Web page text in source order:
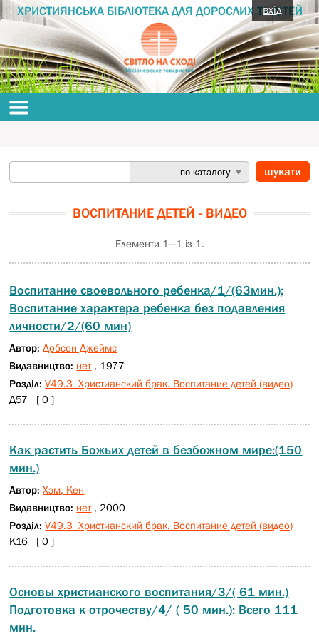
ХРИСТИЯНСЬКА БІБЛІОТЕКА ДЛЯ ДОРОСЛИХ ТА ДІТЕЙ
ВОСПИТАНИЕ ДЕТЕЙ - ВИДЕО
Елементи 1—1 із 1.
Воспитание своевольного ребенка/1/(63мин.);
Воспитание характера ребенка без подавления
личности/2/(60 мин)
Автор:Добсон Джеймс
Видавництво: нет, 1977
Розділ: V49.3 Христианский брак. Воспитание детей (видео)
Д57 [ 0 ]
Как растить Божьих детей в безбожном мире:(150
мин.)
Автор:Хэм, Кен
Видавництво: нет, 2000
Розділ: V49.3 Христианский брак. Воспитание детей (видео)
К16 [ 0 ]
Основы христианского воспитания/3/( 61 мин.)
Подготовка к отрочеству/4/ ( 50 мин.): Всего 111
мин.
вхід